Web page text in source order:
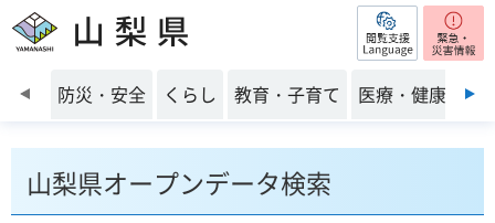
山梨県 閲覧支援
前のスライドを表示
防災・安全 くらし 教育・子育て 医療・健康・福
山梨県オープンデータ検索